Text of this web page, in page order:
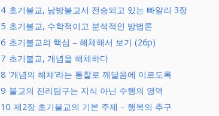
4 초기불교, 남방불교서 전승되고 있는 빠알리 3장
5 초기불교, 수학적이고 분석적인 방법론
6 초기불교의 핵심 – 해체해서 보기 (26p)
7 초기불교, 개념을 해체하다
8 ‘개념의 해체’라는 통찰로 깨달음에 이르도록
9 불교의 진리탐구는 지식 아닌 수행의 영역
10 제2장 초기불교의 기본 주제 – 행복의 추구